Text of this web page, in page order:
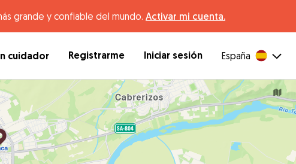
grande y confiable del mundo. Activar mi cuenta.
cuidador Registrarme Iniciar sesión España